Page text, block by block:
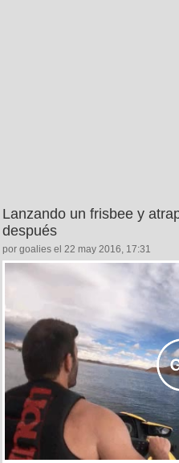
Lanzando un frisbee y
después
por goalies el 22 may 2016, 17:31